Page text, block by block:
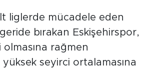
liglerde mücadele eden
bırakan Eskişehirspor,
olmasına rağmen
seyirci ortalamasına